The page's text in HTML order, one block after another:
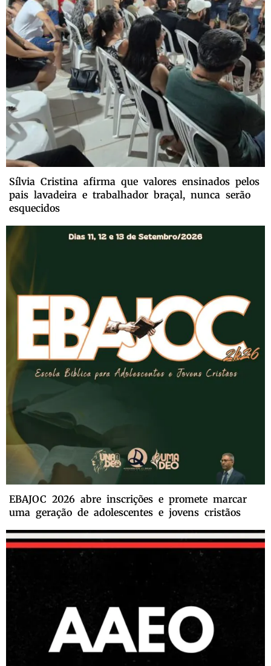
Sílvia Cristina afirma que valores ensinados pelos
pais lavadeira e trabalhador braçal, nunca serão
esquecidos
EBAJOC 2026 abre inscrições e promete marcar
uma geração de adolescentes e jovens cristãos